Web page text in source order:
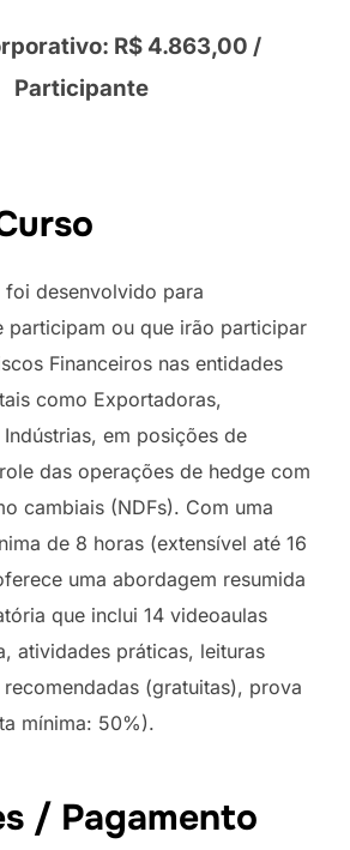
R$ 4.863,00 /
Participante
foi desenvolvido para
participam ou que irão participar
Financeiros nas entidades
como Exportadoras,
em posições de
das operações de hedge com
cambiais (NDFs). Com uma
de 8 horas (extensível até 16
uma abordagem resumida
que inclui 14 videoaulas
atividades práticas, leituras
(gratuitas), prova
mínima: 50%).
/ Pagamento